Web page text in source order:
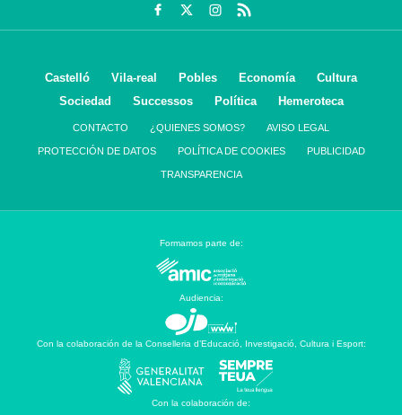
Castelló Vila-real Pobles Economía
Cultura
Sociedad
Successos Política Hemeroteca
CONTACTO ¿QUIENES SOMOS? AVISO LEGAL
PROTECCIÓN DE DATOS POLÍTICA DE COOKIES PUBLICIDAD
TRANSPARENCIA
Formamos parte de:
Audiencia:
Con la colaboración de la Conselleria d’Educació, Investigació, Cultura i Esport:
Con la colaboración de: